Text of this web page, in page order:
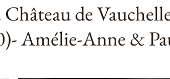
de
Amélie-Anne &